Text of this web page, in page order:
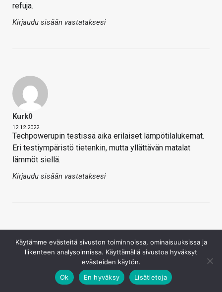
refuja.
Kirjaudu sisään vastataksesi
Kurk0
12.12.2022
Techpowerupin testissä aika erilaiset lämpötilalukemat.
Eri testiympäristö tietenkin, mutta yllättävän matalat
lämmöt siellä.
Kirjaudu sisään vastataksesi
Käytämme evästeitä sivuston toiminnoissa, ominaisuuksissa ja
liikenteen analysoinnissa. Käyttämällä sivustoa hyväksyt
evästeiden käytön.
Ok
En hyväksy Lisätietoja